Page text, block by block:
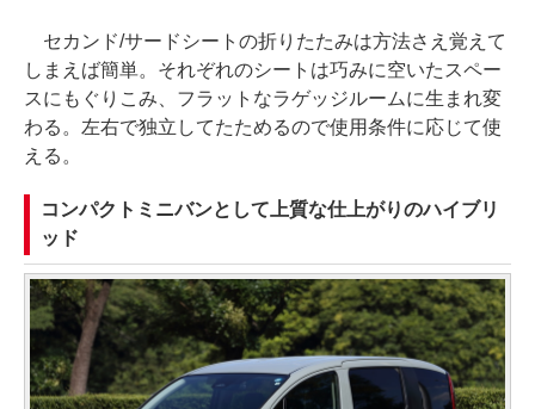
セカンド/サードシートの折りたたみは方法さえ覚えて
しまえば簡単。それぞれのシートは巧みに空いたスペー
スにもぐりこみ、フラットなラゲッジルームに生まれ変
わる。左右で独立してたためるので使用条件に応じて使
える。
コンパクトミニバンとして上質な仕上がりのハイブリ
ッド